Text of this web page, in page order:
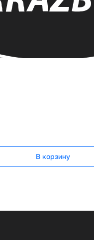
В корзину